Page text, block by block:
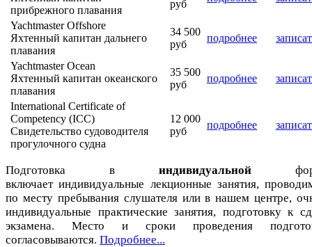
прибрежного плавания
руб
Yachtmaster Offshore
Яхтенный капитан дальнего
плавания
34 500
руб
подробнее
Yachtmaster Ocean
Яхтенный капитан океанского
плавания
35 500
руб
подробнее
International Certificate of
Competency (ICC)
Свидетельство судоводителя
прогулочного судна
12 000
руб
подробнее
Подготовка в индивидуальной
включает индивидуальные лекционные занятия,
по месту пребывания слушателя или в нашем центре,
индивидуальные практические занятия, подготовку к
экзамена. Место и сроки проведения
согласовываются. Подробнее...